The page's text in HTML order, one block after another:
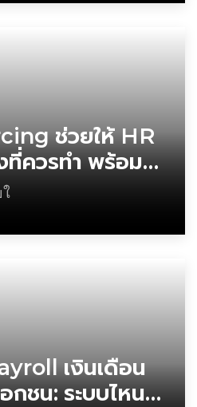
ช่วยให้ HR
ที่ควรทำ พร้อม
ทีม
เงินเดือน
กชน: ระบบไหน